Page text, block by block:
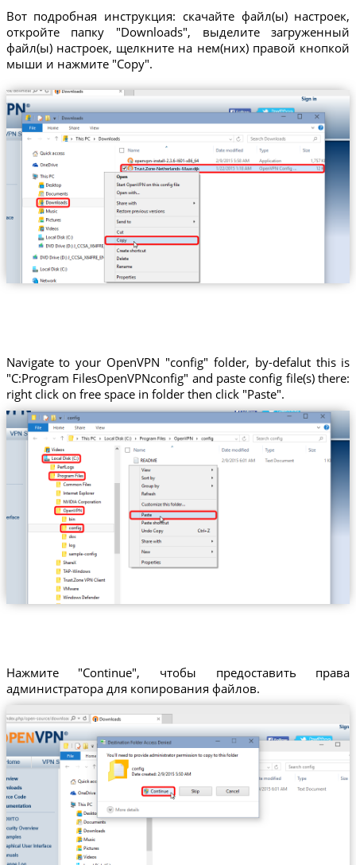
Вот подробная инструкция: скачайте файл(ы) настроек,
откройте папку "Downloads", выделите загруженный
файл(ы) настроек, щелкните на нем(них) правой кнопкой
мыши и нажмите "Copy".
Trust.Zone-Netherlands-Maasdijk
Navigate to your OpenVPN "config" folder, by-defalut this is
"C:Program FilesOpenVPNconfig" and paste config file(s) there:
right click on free space in folder then click "Paste".
Нажмите "Continue", чтобы предоставить права
администратора для копирования файлов.